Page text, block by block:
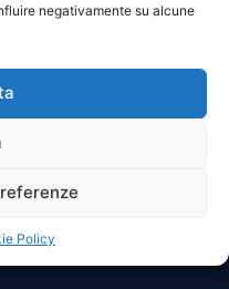
negativamente su alcune
Policy